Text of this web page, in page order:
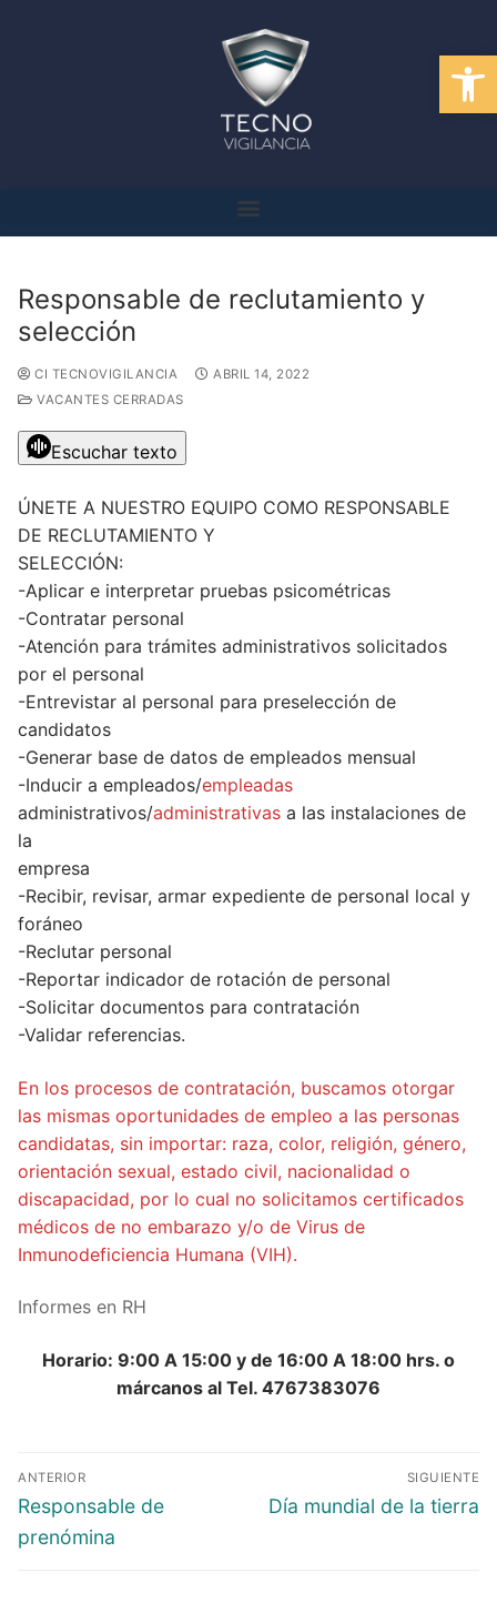
Abrir
Responsable de reclutamiento y
selección
CI TECNOVIGILANCIA
ABRIL 14, 2022
VACANTES CERRADAS
Escuchar texto
ÚNETE A NUESTRO EQUIPO COMO RESPONSABLE
DE RECLUTAMIENTO Y
SELECCIÓN:
-Aplicar e interpretar pruebas psicométricas
-Contratar personal
-Atención para trámites administrativos solicitados
por el personal
-Entrevistar al personal para preselección de
candidatos
-Generar base de datos de empleados mensual
-Inducir a empleados/empleadas
administrativos/administrativas a las instalaciones de
la
empresa
-Recibir, revisar, armar expediente de personal local y
foráneo
-Reclutar personal
-Reportar indicador de rotación de personal
-Solicitar documentos para contratación
-Validar referencias.
En los procesos de contratación, buscamos otorgar
las mismas oportunidades de empleo a las personas
candidatas, sin importar: raza, color, religión, género,
orientación sexual, estado civil, nacionalidad o
discapacidad, por lo cual no solicitamos certificados
médicos de no embarazo y/o de Virus de
Inmunodeficiencia Humana (VIH).
Informes en RH
Horario: 9:00 A 15:00 y de 16:00 A 18:00 hrs. o
márcanos al Tel. 4767383076
ANTERIOR
Responsable de
prenómina
SIGUIENTE
Día mundial de la tierra